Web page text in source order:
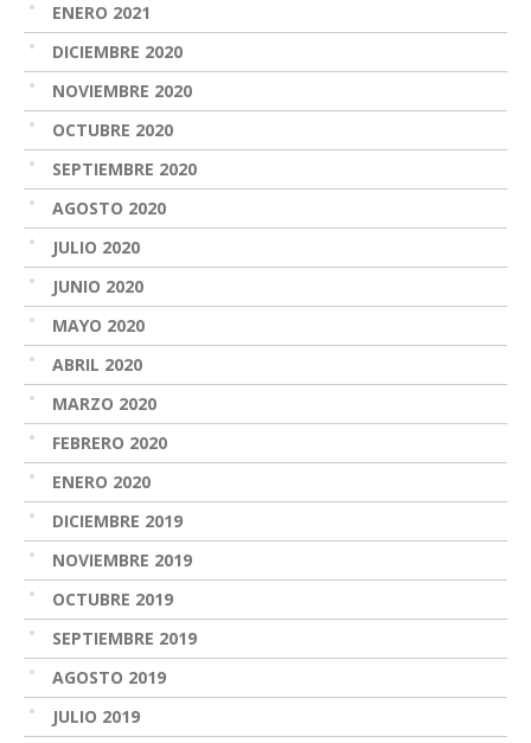
ENERO 2021
DICIEMBRE 2020
NOVIEMBRE 2020
OCTUBRE 2020
SEPTIEMBRE 2020
AGOSTO 2020
JULIO 2020
JUNIO 2020
MAYO 2020
ABRIL 2020
MARZO 2020
FEBRERO 2020
ENERO 2020
DICIEMBRE 2019
NOVIEMBRE 2019
OCTUBRE 2019
SEPTIEMBRE 2019
AGOSTO 2019
JULIO 2019